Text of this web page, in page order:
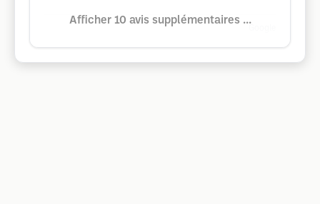
Afficher 10 avis supplémentaires ...